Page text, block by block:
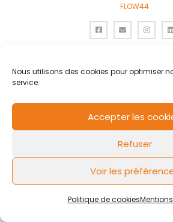
Nous utilisons des cookies pour optimiser
service.
Accepter les
Refuser
Voir les
Politique de cookies
FLOW44